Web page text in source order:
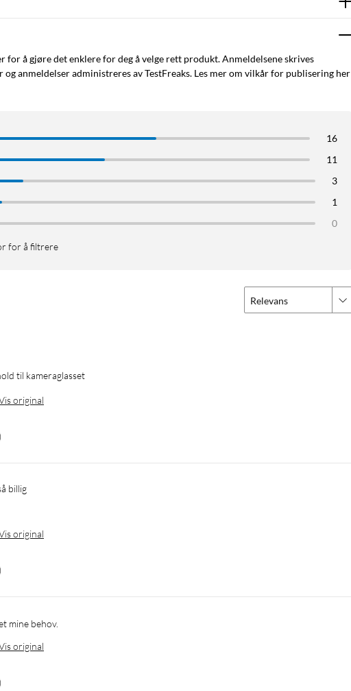
for å gjøre det enklere for deg å velge rett produkt. Anmeldelsene skrives
anmeldelser administreres av TestFreaks. Les mer om vilkår for publisering her
16
11
3
1
0
for å filtrere
Relevans
til kameraglasset
original
billig
original
mine behov.
original